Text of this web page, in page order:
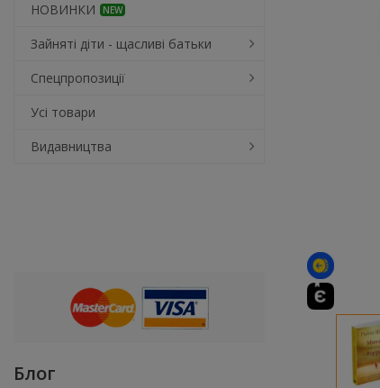
НОВИНКИ
NEW
Зайняті діти - щасливі батьки
Спецпропозиції
Усі товари
Видавництва
Блог